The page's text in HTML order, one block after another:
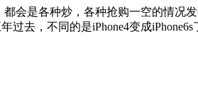
是各种炒，各种抢购一空的情况发
过去，不同的是iPhone4变成